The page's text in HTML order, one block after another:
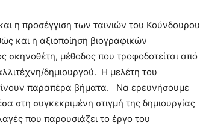
η προσέγγιση των ταινιών του Κούνδουρου
και η αξιοποίηση βιογραφικών
σκηνοθέτη, μέθοδος που τροφοδοτείται από
δημιουργού. Η μελέτη του
παραπέρα βήματα. Να ερευνήσουμε
στη συγκεκριμένη στιγμή της δημιουργίας
που παρουσιάζει το έργο του